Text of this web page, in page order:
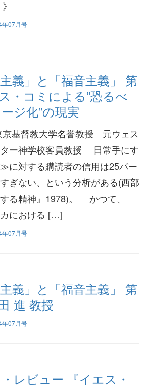
年07月号
主義」と「福音主義」 第
・コミによる”恐るべ
ジ化”の現実
京基督教大学名誉教授 元ウェス
ター神学校客員教授 日常手にす
に対する購読者の信用は25パー
ぎない、という分析がある(西部
る精神』1978)。 かつて、
カにおける […]
年07月号
主義」と「福音主義」 第
進 教授
年07月号
レビュー 『イエス・